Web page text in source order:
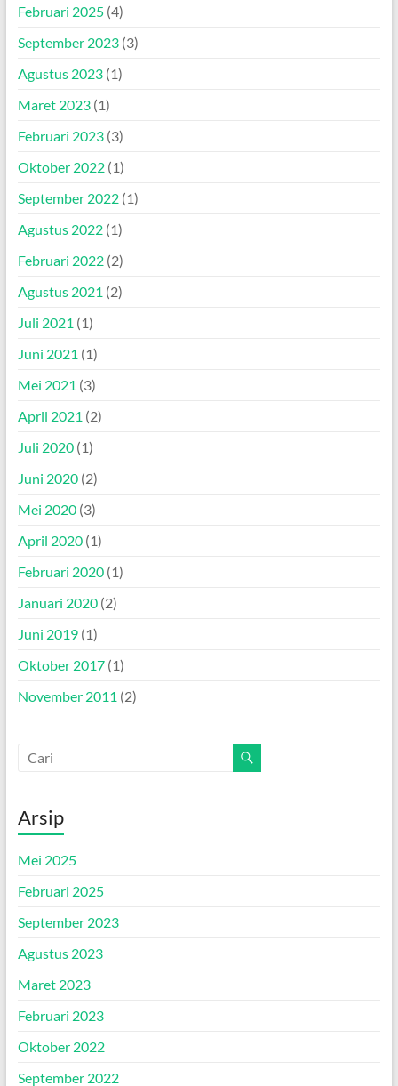
Februari 2025(4)
September 2023(3)
Agustus 2023(1)
Maret 2023(1)
Februari 2023(3)
Oktober 2022(1)
September 2022(1)
Agustus 2022(1)
Februari 2022(2)
Agustus 2021 (2)
Juli 2021 (1)
Juni 2021 (1)
Mei 2021 (3)
April 2021 (2)
Juli 2020(1)
Juni 2020(2)
Mei 2020(3)
April 2020(1)
Februari 2020(1)
Januari 2020(2)
Juni 2019(1)
Oktober 2017(1)
November 2011 (2)
Arsip
Mei 2025
Februari 2025
September 2023
Agustus 2023
Maret 2023
Februari 2023
Oktober 2022
September 2022